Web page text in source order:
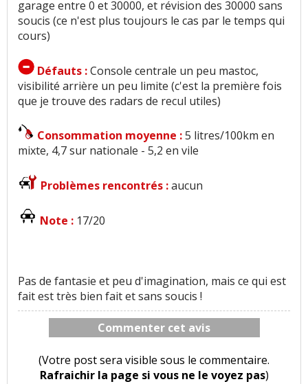
garage entre 0 et 30000, et révision des 30000 sans
soucis (ce n'est plus toujours le cas par le temps qui
cours)
Défauts :Console centrale un peu mastoc,
visibilité arrière un peu limite (c'est la première fois
que je trouve des radars de recul utiles)
Consommation moyenne :5 litres/100km en
mixte, 4,7 sur nationale - 5,2 en vile
Problèmes rencontrés :aucun
Note : 17/20
Pas de fantasie et peu d'imagination, mais ce qui est
fait est très bien fait et sans soucis !
Commenter cet avis
(Votre post sera visible sous le commentaire.
Rafraichir la page si vous ne le voyez pas)